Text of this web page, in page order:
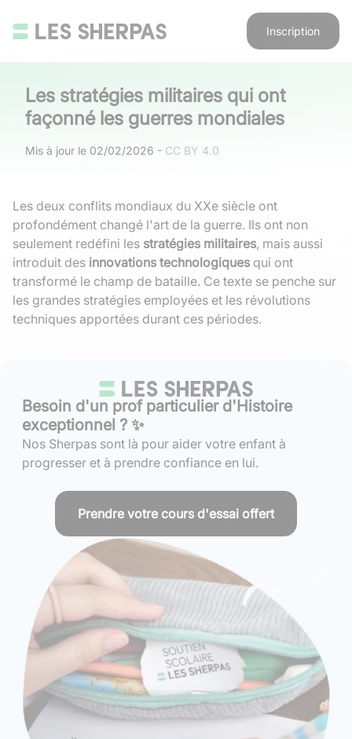
Inscription
Les stratégies militaires qui ont
façonné les guerres mondiales
Mis à jour le 02/02/2026 - CC BY 4.0
Les deux conflits mondiaux du XXe siècle ont
profondément changé l'art de la guerre. Ils ont non
seulement redéfini les stratégies militaires, mais aussi
introduit des innovations technologiques qui ont
transformé le champ de bataille. Ce texte se penche sur
les grandes stratégies employées et les révolutions
techniques apportées durant ces périodes.
Besoin d'un prof particulier d'Histoire
exceptionnel ? ✨
Nos Sherpas sont là pour aider votre enfant à
progresser et à prendre confiance en lui.
Prendre votre cours d'essai offert